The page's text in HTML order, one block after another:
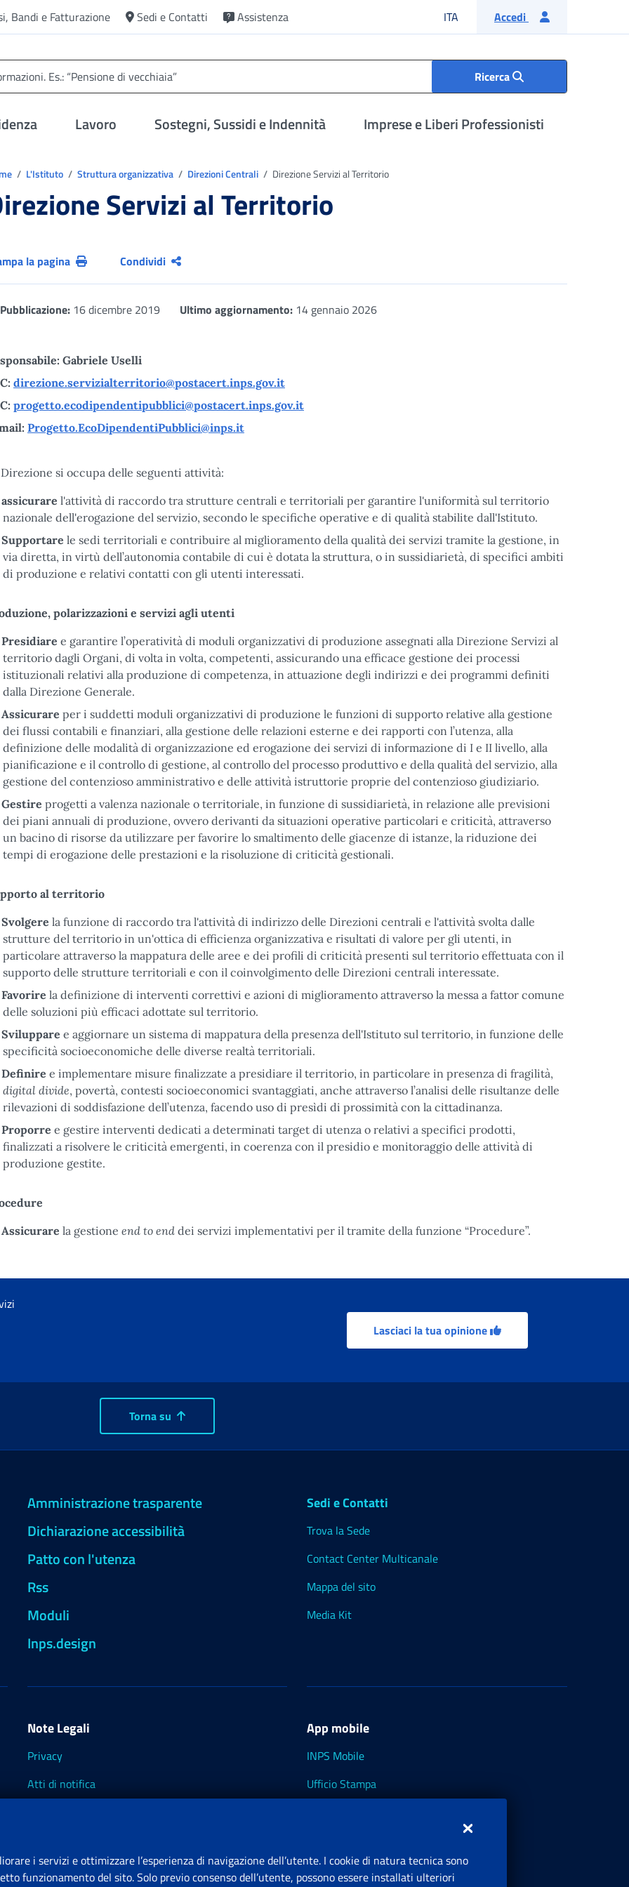
Bandi e Fatturazione Sedi e Contatti Assistenza ITA Lingua italiana
Accedi
Ricerca
Lavoro Sostegni, Sussidi e Indennità Imprese e Liberi Professionisti
L'Istituto Struttura organizzativa Direzioni Centrali Direzione Servizi al Territorio
Servizi al Territorio
la pagina Condividi
Pubblicazione: 16 dicembre 2019 Ultimo aggiornamento: 14 gennaio 2026
Gabriele Uselli
direzione.servizialterritorio@postacert.inps.gov.it
progetto.ecodipendentipubblici@postacert.inps.gov.it
Progetto.EcoDipendentiPubblici@inps.it
si occupa delle seguenti attività:
assicurare l'attività di raccordo tra strutture centrali e territoriali per garantire l'uniformità sul territorio
nazionale dell'erogazione del servizio, secondo le specifiche operative e di qualità stabilite dall'Istituto.
Supportare le sedi territoriali e contribuire al miglioramento della qualità dei servizi tramite la gestione, in
via diretta, in virtù dell’autonomia contabile di cui è dotata la struttura, o in sussidiarietà, di specifici ambiti
di produzione e relativi contatti con gli utenti interessati.
polarizzazioni e servizi agli utenti
Presidiare e garantire l’operatività di moduli organizzativi di produzione assegnati alla Direzione Servizi al
territorio dagli Organi, di volta in volta, competenti, assicurando una efficace gestione dei processi
istituzionali relativi alla produzione di competenza, in attuazione degli indirizzi e dei programmi definiti
dalla Direzione Generale.
Assicurare per i suddetti moduli organizzativi di produzione le funzioni di supporto relative alla gestione
dei flussi contabili e finanziari, alla gestione delle relazioni esterne e dei rapporti con l’utenza, alla
definizione delle modalità di organizzazione ed erogazione dei servizi di informazione di I e II livello, alla
pianificazione e il controllo di gestione, al controllo del processo produttivo e della qualità del servizio, alla
gestione del contenzioso amministrativo e delle attività istruttorie proprie del contenzioso giudiziario.
Gestire progetti a valenza nazionale o territoriale, in funzione di sussidiarietà, in relazione alle previsioni
dei piani annuali di produzione, ovvero derivanti da situazioni operative particolari e criticità, attraverso
un bacino di risorse da utilizzare per favorire lo smaltimento delle giacenze di istanze, la riduzione dei
tempi di erogazione delle prestazioni e la risoluzione di criticità gestionali.
al territorio
Svolgere la funzione di raccordo tra l'attività di indirizzo delle Direzioni centrali e l'attività svolta dalle
strutture del territorio in un'ottica di efficienza organizzativa e risultati di valore per gli utenti, in
particolare attraverso la mappatura delle aree e dei profili di criticità presenti sul territorio effettuata con il
supporto delle strutture territoriali e con il coinvolgimento delle Direzioni centrali interessate.
Favorire la definizione di interventi correttivi e azioni di miglioramento attraverso la messa a fattor comune
delle soluzioni più efficaci adottate sul territorio.
Sviluppare e aggiornare un sistema di mappatura della presenza dell'Istituto sul territorio, in funzione delle
specificità socioeconomiche delle diverse realtà territoriali.
Definire e implementare misure finalizzate a presidiare il territorio, in particolare in presenza di fragilità,
digital divide, povertà, contesti socioeconomici svantaggiati, anche attraverso l’analisi delle risultanze delle
rilevazioni di soddisfazione dell’utenza, facendo uso di presìdi di prossimità con la cittadinanza.
Proporre e gestire interventi dedicati a determinati target di utenza o relativi a specifici prodotti,
finalizzati a risolvere le criticità emergenti, in coerenza con il presidio e monitoraggio delle attività di
produzione gestite.
Assicurare la gestione end to end dei servizi implementativi per il tramite della funzione “Procedure”.
Lasciaci la tua opinione
Torna su
Amministrazione trasparente
Dichiarazione accessibilità
Patto con l'utenza
Rss
Moduli
Inps.design
Sedi e Contatti
Trova la Sede
Contact Center Multicanale
Mappa del sito
Media Kit
Note Legali
Privacy
Atti di notifica
App mobile
INPS Mobile
Ufficio Stampa
i servizi e ottimizzare l’esperienza di navigazione dell’utente. I cookie di natura tecnica sono
funzionamento del sito. Solo previo consenso dell’utente, possono essere installati ulteriori